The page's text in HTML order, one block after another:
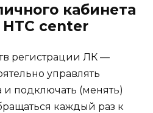
кабинета
НТС center
регистрации ЛК —
управлять
и подключать (менять)
каждый раз к